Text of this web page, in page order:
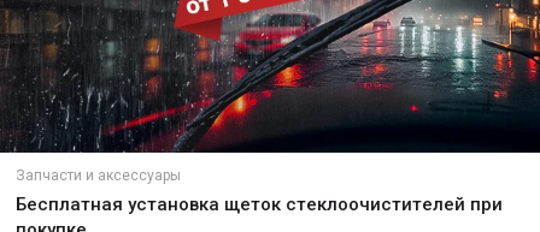
Запчасти и аксессуары
Бесплатная установка щеток стеклоочистителей при